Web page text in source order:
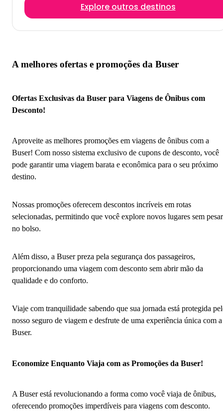
Explore outros destinos
A melhores ofertas e promoções da Buser
Ofertas Exclusivas da Buser para Viagens de Ônibus com
Desconto!
Aproveite as melhores promoções em viagens de ônibus com a
Buser! Com nosso sistema exclusivo de cupons de desconto, você
pode garantir uma viagem barata e econômica para o seu próximo
destino.
Nossas promoções oferecem descontos incríveis em rotas
selecionadas, permitindo que você explore novos lugares sem pesar
no bolso.
Além disso, a Buser preza pela segurança dos passageiros,
proporcionando uma viagem com desconto sem abrir mão da
qualidade e do conforto.
Viaje com tranquilidade sabendo que sua jornada está protegida
nosso seguro de viagem e desfrute de uma experiência única com a
Buser.
Economize Enquanto Viaja com as Promoções da Buser!
A Buser está revolucionando a forma como você viaja de ônibus,
oferecendo promoções imperdíveis para viagens com desconto.